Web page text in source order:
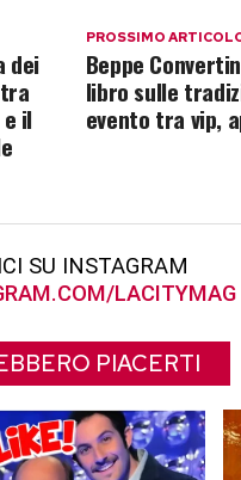
PROSSIMO
Beppe
libro sulle
evento tra vip,
dei
il
SU INSTAGRAM
LACITYMAG
PIACERTI